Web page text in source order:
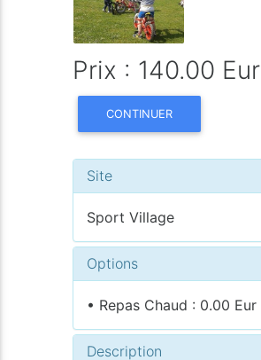
Prix : 140.00 Eur
CONTINUER
Site
Sport Village
Options
• Repas Chaud : 0.00 Eur
Description